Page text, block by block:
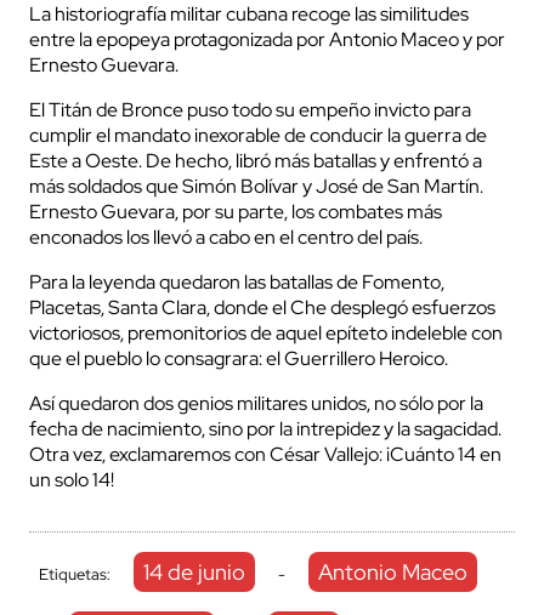
La historiografía militar cubana recoge las similitudes
entre la epopeya protagonizada por Antonio Maceo y por
Ernesto Guevara.
El Titán de Bronce puso todo su empeño invicto para
cumplir el mandato inexorable de conducir la guerra de
Este a Oeste. De hecho, libró más batallas y enfrentó a
más soldados que Simón Bolívar y José de San Martín.
Ernesto Guevara, por su parte, los combates más
enconados los llevó a cabo en el centro del país.
Para la leyenda quedaron las batallas de Fomento,
Placetas, Santa Clara, donde el Che desplegó esfuerzos
victoriosos, premonitorios de aquel epíteto indeleble con
que el pueblo lo consagrara: el Guerrillero Heroico.
Así quedaron dos genios militares unidos, no sólo por la
fecha de nacimiento, sino por la intrepidez y la sagacidad.
Otra vez, exclamaremos con César Vallejo: ¡Cuánto 14 en
un solo 14!
Etiquetas: 14 de junio - Antonio Maceo